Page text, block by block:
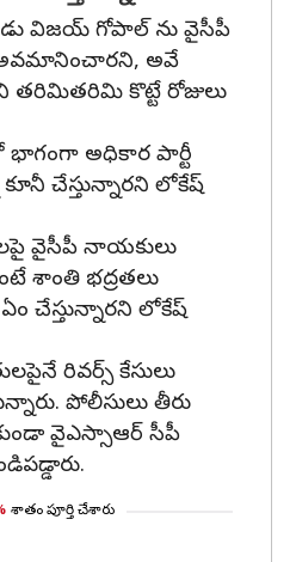
విజయ్ గోపాల్ ను వైసీపీ
అవమానించారని, అవే
తరిమితరిమి కొట్టే రోజులు
భాగంగా అధికార పార్టీ
చేస్తున్నారని లోకేష్
వైసీపీ నాయకులు
శాంతి భద్రతలు
చేస్తున్నారని లోకేష్
రివర్స్ కేసులు
పోలీసులు తీరు
వైఎస్సాఆర్ సీపీ
శాతం పూర్తి చేశారు